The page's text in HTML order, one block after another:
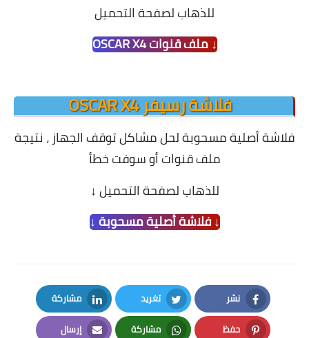
للذهاب لصفحة التحميل
↓ ملف قنوات OSCAR X4
فلاشة رسيفر OSCAR X4
فلاشة أصلية مسحوبة لحل مشاكل توقف الجهاز ، نتيجة
ملف قنوات أو سوفت خطأ
للذهاب لصفحة التحميل↓
↓ فلاشة أصلية مسحوبة ↓
نشر
Facebook
تغريد
Twitter
مشاركة
LinkedIn
حفظ مشاركة إرسال